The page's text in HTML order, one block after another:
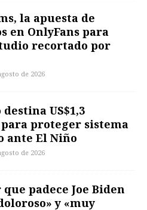
la apuesta de
en OnlyFans para
recortado por
de 2026
US$1,3
proteger sistema
ante El Niño
de 2026
padece Joe Biden
y «muy